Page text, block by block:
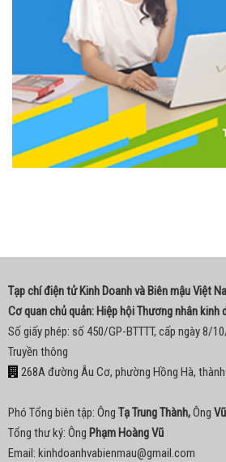
Tạp chí điện tử Kinh Doanh và Biên mậu Việt
Cơ quan chủ quản: Hiệp hội Thương nhân kinh
Số giấy phép: số 450/GP-BTTTT, cấp ngày 8/
Truyền thông
268A đường Âu Cơ, phường Hồng Hà,
Phó Tổng biên tập: Ông Tạ Trung Thành,Ông
Tổng thư ký: Ông Phạm Hoàng Vũ
Email: kinhdoanhvabienmau@gmail.com